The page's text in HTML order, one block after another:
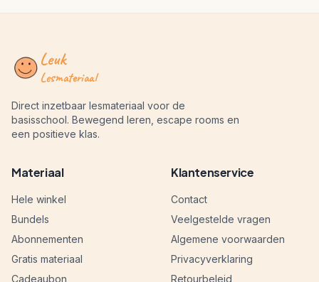
Leuk
Lesmateriaal
Direct inzetbaar lesmateriaal voor de
basisschool. Bewegend leren, escape rooms en
een positieve klas.
Materiaal
Hele winkel
Bundels
Abonnementen
Gratis materiaal
Cadeaubon
Klantenservice
Contact
Veelgestelde vragen
Algemene voorwaarden
Privacyverklaring
Retourbeleid